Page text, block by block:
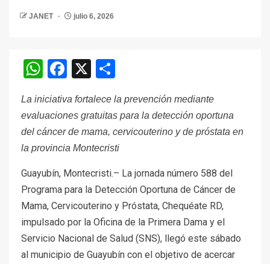
JANET julio 6, 2026
WhatsApp
Facebook
X
La iniciativa fortalece la prevención mediante
evaluaciones gratuitas para la detección oportuna
del cáncer de mama, cervicouterino y de próstata en
la provincia Montecristi
Guayubín, Montecristi.– La jornada número 588 del
Programa para la Detección Oportuna de Cáncer de
Mama, Cervicouterino y Próstata, Chequéate RD,
impulsado por la Oficina de la Primera Dama y el
Servicio Nacional de Salud (SNS), llegó este sábado
al municipio de Guayubín con el objetivo de acercar